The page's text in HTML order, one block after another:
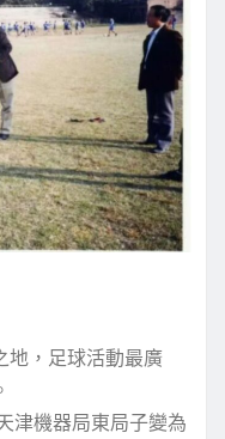
地，足球活動最廣
津機器局東局子變為